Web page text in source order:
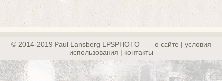
© 2014-2019 Paul Lansberg LPSPHOTO
о сайте | yсловия
использования | контакты